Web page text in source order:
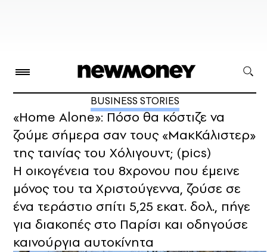
BUSINESS STORIES
«Home Alone»: Πόσο θα κόστιζε να
ζούμε σήμερα σαν τους «ΜακΚάλιστερ»
της ταινίας του Χόλιγουντ; (pics)
Η οικογένεια του 8χρονου που έμεινε
μόνος του τα Χριστούγεννα, ζούσε σε
ένα τεράστιο σπίτι 5,25 εκατ. δολ., πήγε
για διακοπές στο Παρίσι και οδηγούσε
καινούργια αυτοκίνητα